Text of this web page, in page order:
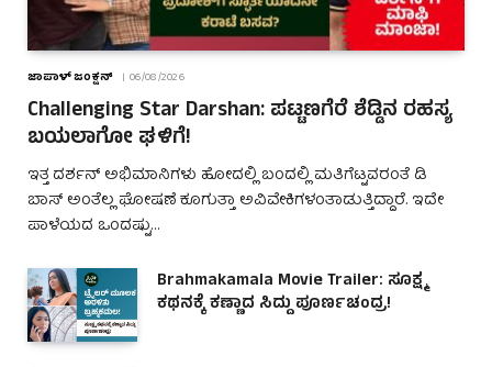
ಜಾಪಾಳ್ ಜಂಕ್ಷನ್ 06/08/2026
Challenging Star Darshan: ಪಟ್ಟಣಗೆರೆ ಶೆಡ್ಡಿನ ರಹಸ್ಯ
ಬಯಲಾಗೋ ಘಳಿಗೆ!
ಇತ್ತ ದರ್ಶನ್ ಅಭಿಮಾನಿಗಳು ಹೋದಲ್ಲಿ ಬಂದಲ್ಲಿ ಮತಿಗೆಟ್ಟವರಂತೆ ಡಿ
ಬಾಸ್ ಅಂತೆಲ್ಲ ಘೋಷಣೆ ಕೂಗುತ್ತಾ ಅವಿವೇಕಿಗಳಂತಾಡುತ್ತಿದ್ದಾರೆ. ಇದೇ
ಪಾಳೆಯದ ಒಂದಷ್ಟು…
Brahmakamala Movie Trailer: ಸೂಕ್ಷ್ಮ
ಕಥನಕ್ಕೆ ಕಣ್ಣಾದ ಸಿದ್ದು ಪೂರ್ಣಚಂದ್ರ!